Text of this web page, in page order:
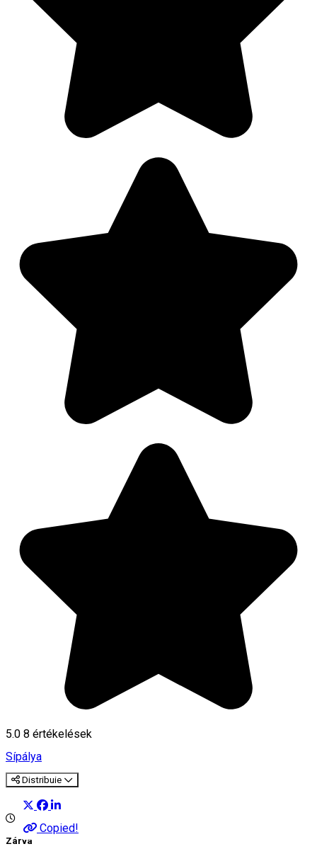
5.0 8 értékelések
Sípálya
Distribuie
Copied!
Zárva